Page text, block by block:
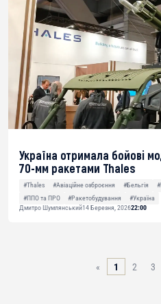
Україна отримала бойові
70-мм ракетами Thales
#Thales #Авіаційне озброєння #Бельгія
#ППО та ПРО
#Ракетобудування
#Україна
Дмитро Шумлянський14 Березня, 202622:00
« 1 2 3